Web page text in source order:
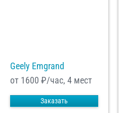
Geely Emgrand
от 1600 ₽/час, 4 мест
Заказать